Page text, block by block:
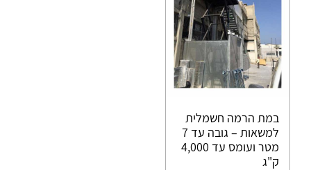
במת הרמה חשמלית
למשאות – גובה עד 7
מטר ועומס עד 4,000
ק"ג